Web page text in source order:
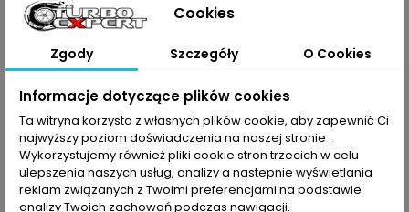
TURBO CHRYSLER GRAND VOYAGER 2.8 CRD
Turbosprężarka po regeneracji MARKA: Chrysler MODEL:
Grand Voyager KOD SILNIKA: ENS POJEMNOŚĆ: 2777ccm 2.8
CRD MOC: 163KM / 120kW ROK PRODUKCJI: Od 2007r
Cena
1 650,00 zł
 Dodaj do koszyka
Ostatnie sztuki w magazynie
Cookies
Zgody Szczegóły O Cookies
Informacje dotyczące plików cookies
Ta witryna korzysta z własnych plików cookie, aby zapewnić Ci
najwyższy poziom doświadczenia na naszej stronie .
Wykorzystujemy również pliki cookie stron trzecich w celu
ulepszenia naszych usług, analizy a nastepnie wyświetlania
reklam związanych z Twoimi preferencjami na podstawie
analizy Twoich zachowań podczas nawigacji.